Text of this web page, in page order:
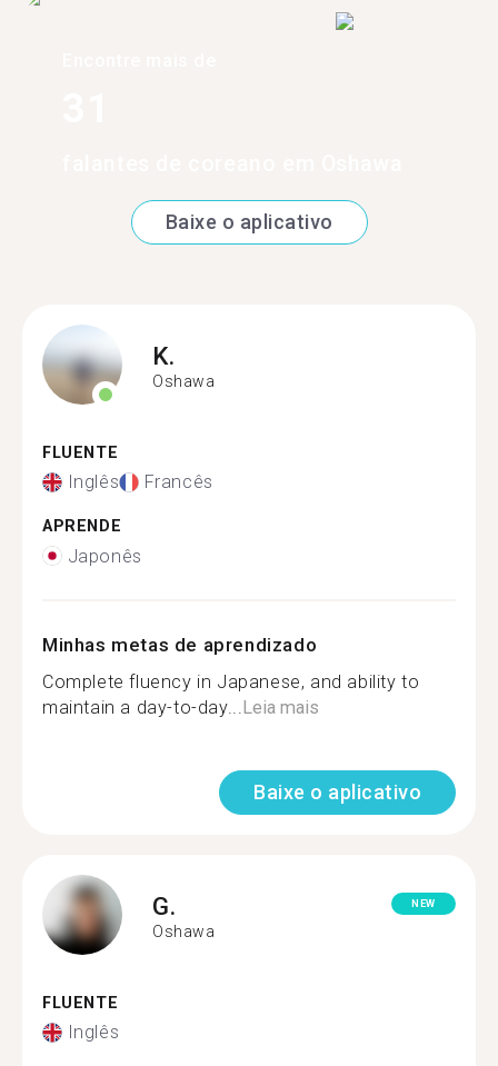
Baixe o aplicativo
K.
Oshawa
FLUENTE
Inglês Francês
APRENDE
Japonês
Minhas metas de aprendizado
Complete fluency in Japanese, and ability to
maintain a day-to-day... Leia mais
Baixe o aplicativo
G.
Oshawa
NEW
FLUENTE
Inglês